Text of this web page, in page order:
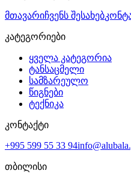
მთავარიჩვენს შესახებ
კატეგორიები
ყველა კატეგორია
ტანსაცმელი
სამზარეულო
წიგნები
ტექნიკა
კონტაქტი
+995 599 55 33 94
თბილისი